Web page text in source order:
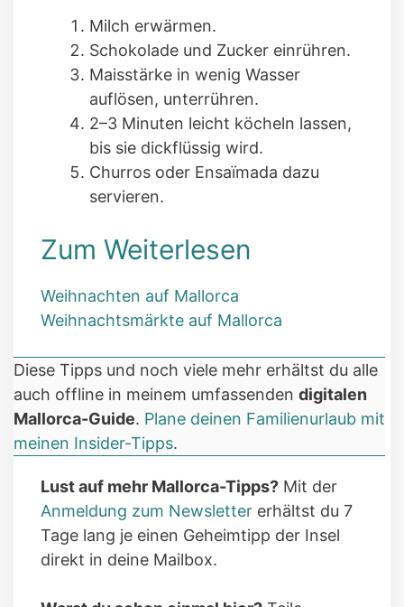
Milch erwärmen.
Schokolade und Zucker einrühren.
Maisstärke in wenig Wasser
auflösen, unterrühren.
2–3 Minuten leicht köcheln lassen,
bis sie dickflüssig wird.
Churros oder Ensaïmada dazu
servieren.
Zum Weiterlesen
Weihnachten auf Mallorca
Weihnachtsmärkte auf Mallorca
Diese Tipps und noch viele mehr erhältst du alle
auch offline in meinem umfassenden digitalen
Mallorca-Guide. Plane deinen Familienurlaub mit
meinen Insider-Tipps.
Lust auf mehr Mallorca-Tipps? Mit der
Anmeldung zum Newsletter erhältst du 7
Tage lang je einen Geheimtipp der Insel
direkt in deine Mailbox.